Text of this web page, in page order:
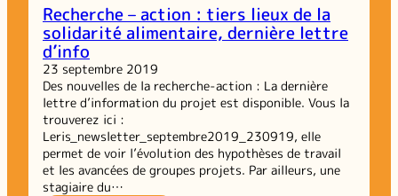
universitaire
Recherche – action : tiers lieux de la
solidarité alimentaire, dernière lettre
d’info
23 septembre 2019
Des nouvelles de la recherche-action : La dernière
lettre d’information du projet est disponible. Vous la
trouverez ici :
Leris_newsletter_septembre2019_230919, elle
permet de voir l’évolution des hypothèses de travail
et les avancées de groupes projets. Par ailleurs, une
stagiaire du…